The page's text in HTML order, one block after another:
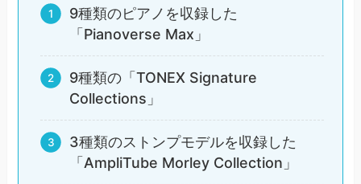
9種類のピアノを収録した
「Pianoverse Max」
9種類の「TONEX Signature
Collections」
3種類のストンプモデルを収録した
「AmpliTube Morley Collection」